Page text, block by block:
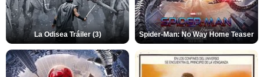
La Odisea Tráiler (3) Spider-Man: No Way Home Teaser